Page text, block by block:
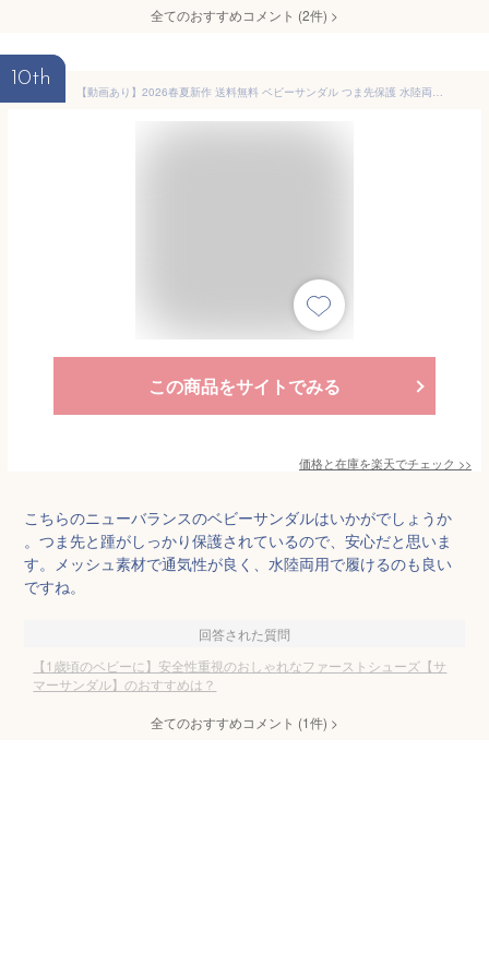
全てのおすすめコメント (2件) >
10th
【動画あり】2026春夏新作 送料無料 ベビーサンダル つま先保護 水陸両用 new balance ニューバランス 208 Hook and Loop キッズ ベビー 子供 マジックテープ ベルクロ 男の子 女の子 シューズ 靴 ビーチサンダル 海 川 プール 水遊び 海水浴 黒
この商品をサイトでみる
価格と在庫を楽天でチェック >>
こちらのニューバランスのベビーサンダルはいかがでしょうか
。つま先と踵がしっかり保護されているので、安心だと思いま
す。メッシュ素材で通気性が良く、水陸両用で履けるのも良い
ですね。
回答された質問
【1歳頃のベビーに】安全性重視のおしゃれなファーストシューズ【サ
マーサンダル】のおすすめは？
全てのおすすめコメント (1件) >